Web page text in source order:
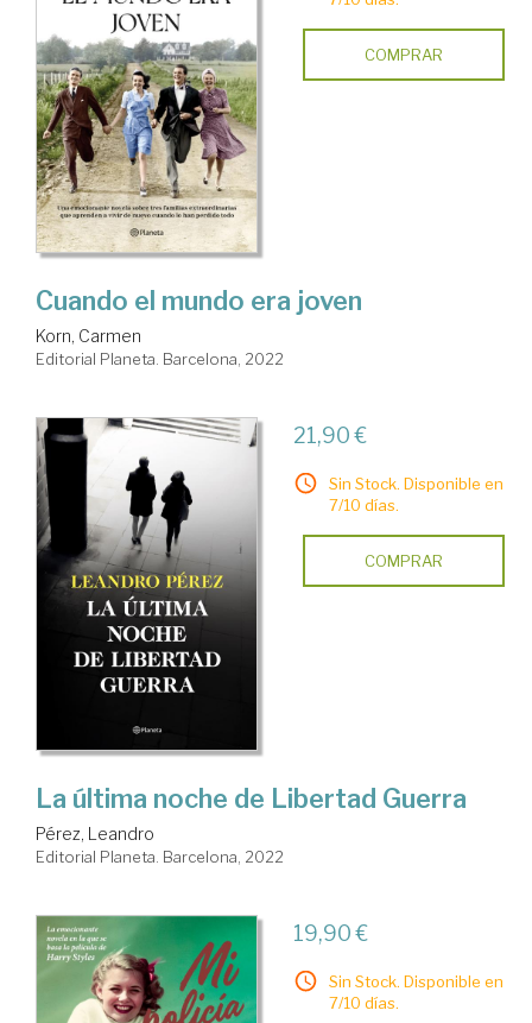
COMPRAR
Cuando el mundo era joven
Korn, Carmen
Editorial Planeta. Barcelona, 2022
21,90 €
Sin Stock. Disponible en
7/10 días.
COMPRAR
La última noche de Libertad Guerra
Pérez, Leandro
Editorial Planeta. Barcelona, 2022
19,90 €
Sin Stock. Disponible en
7/10 días.